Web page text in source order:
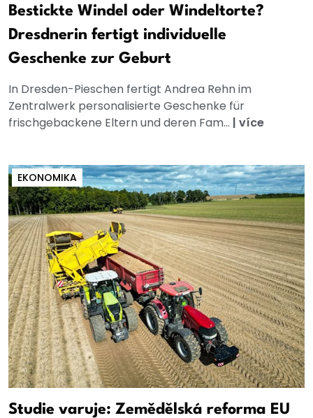
Bestickte Windel oder Windeltorte?
Dresdnerin fertigt individuelle
Geschenke zur Geburt
In Dresden-Pieschen fertigt Andrea Rehn im
Zentralwerk personalisierte Geschenke für
frischgebackene Eltern und deren Fam... | více
EKONOMIKA
Studie varuje: Zemědělská reforma EU